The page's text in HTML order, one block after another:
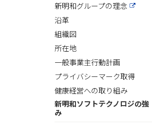
新明和グループの理念
沿革
組織図
所在地
一般事業主行動計画
プライバシーマーク取得
健康経営への取り組み
新明和ソフトテクノロジの強
み